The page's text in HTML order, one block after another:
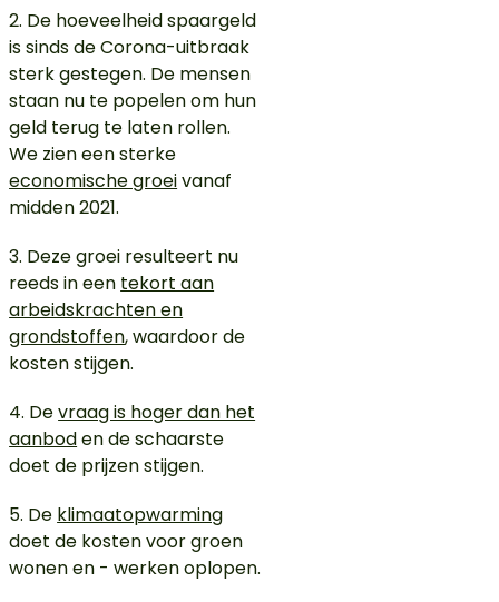
2. De hoeveelheid spaargeld
is sinds de Corona-uitbraak
sterk gestegen. De mensen
staan nu te popelen om hun
geld terug te laten rollen.
We zien een sterke
economische groeivanaf
midden 2021.
3. Deze groei resulteert nu
reeds in een tekort aan
arbeidskrachten en
grondstoffen, waardoor de
kosten stijgen.
4. Devraag is hoger dan het
aanboden de schaarste
doet de prijzen stijgen.
5. De klimaatopwarming
doet de kosten voor groen
wonen en - werken oplopen.